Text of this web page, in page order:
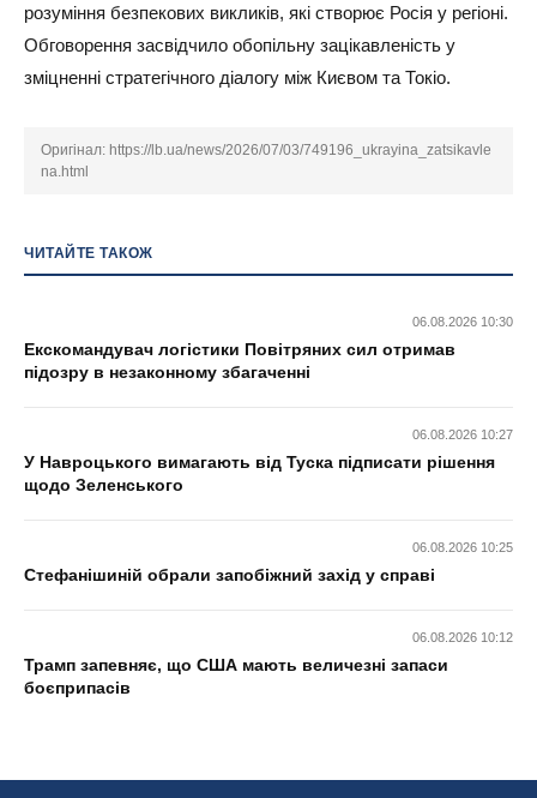
розуміння безпекових викликів, які створює Росія у регіоні.
Обговорення засвідчило обопільну зацікавленість у
зміцненні стратегічного діалогу між Києвом та Токіо.
Оригінал: https://lb.ua/news/2026/07/03/749196_ukrayina_zatsikavle
na.html
ЧИТАЙТЕ ТАКОЖ
06.08.2026 10:30
Екскомандувач логістики Повітряних сил отримав
підозру в незаконному збагаченні
06.08.2026 10:27
У Навроцького вимагають від Туска підписати рішення
щодо Зеленського
06.08.2026 10:25
Стефанішиній обрали запобіжний захід у справі
06.08.2026 10:12
Трамп запевняє, що США мають величезні запаси
боєприпасів